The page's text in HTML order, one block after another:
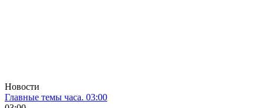
Новости
Главные темы часа. 03:00